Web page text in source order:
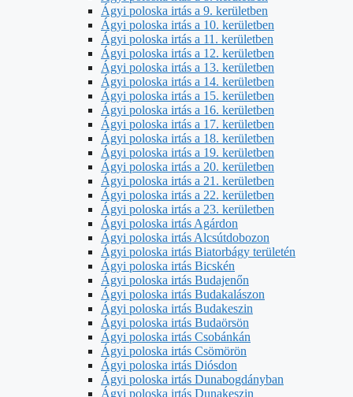
Ágyi poloska irtás a 9. kerületben
Ágyi poloska irtás a 10. kerületben
Ágyi poloska irtás a 11. kerületben
Ágyi poloska irtás a 12. kerületben
Ágyi poloska irtás a 13. kerületben
Ágyi poloska irtás a 14. kerületben
Ágyi poloska irtás a 15. kerületben
Ágyi poloska irtás a 16. kerületben
Ágyi poloska irtás a 17. kerületben
Ágyi poloska irtás a 18. kerületben
Ágyi poloska irtás a 19. kerületben
Ágyi poloska irtás a 20. kerületben
Ágyi poloska irtás a 21. kerületben
Ágyi poloska irtás a 22. kerületben
Ágyi poloska irtás a 23. kerületben
Ágyi poloska irtás Agárdon
Ágyi poloska irtás Alcsútdobozon
Ágyi poloska irtás Biatorbágy területén
Ágyi poloska irtás Bicskén
Ágyi poloska irtás Budajenőn
Ágyi poloska irtás Budakalászon
Ágyi poloska irtás Budakeszin
Ágyi poloska irtás Budaörsön
Ágyi poloska irtás Csobánkán
Ágyi poloska irtás Csömörön
Ágyi poloska irtás Diósdon
Ágyi poloska irtás Dunabogdányban
Ágyi poloska irtás Dunakeszin